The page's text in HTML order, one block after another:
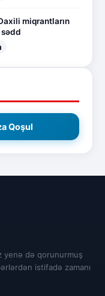
miqrantların
sədd
Qoşul
yenə də qorunurmuş
istifadə zamanı